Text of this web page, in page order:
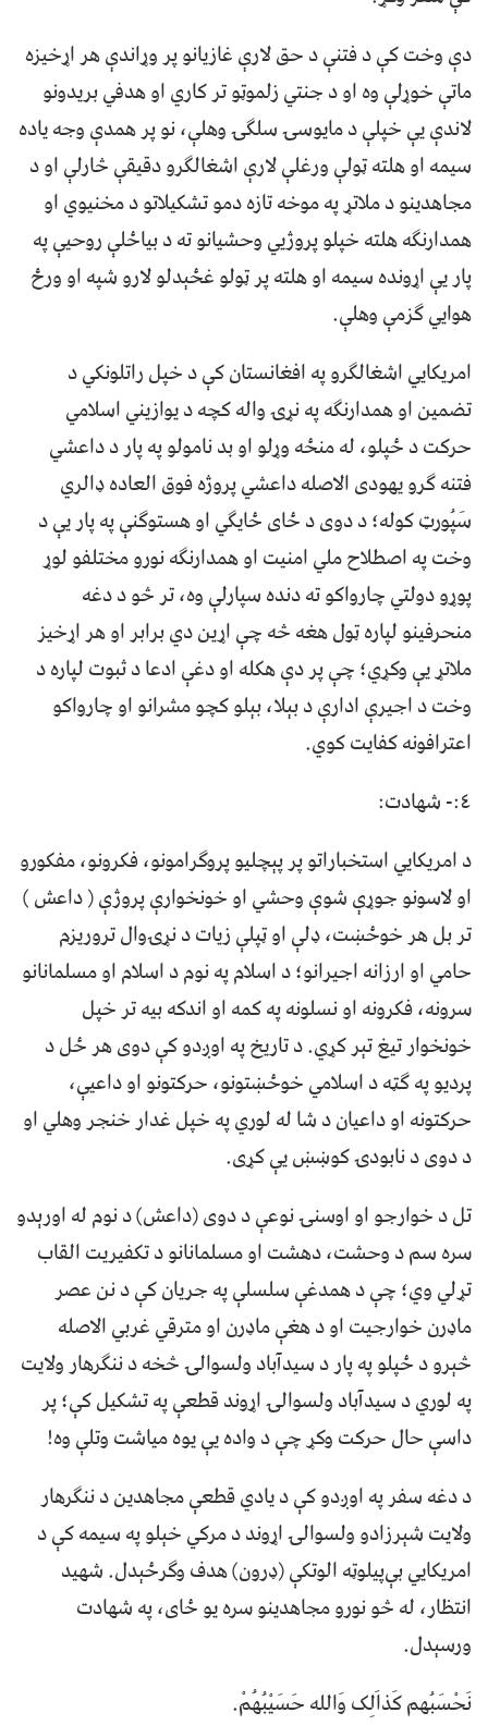
دې وخت کې د فتنې د حق لارې غازیانو پر وړاندې هر اړخیزه
ماتې خوړلې وه او د جنتي زلموټو تر کاري او هدفي بریدونو
لاندې یې خپلې د مایوسۍ سلګۍ وهلې، نو پر همدې وجه یاده
سیمه او هلته ټولې ورغلې لارې اشغالګرو دقیقې څارلې او د
مجاهدینو د ملاتړ په موخه تازه دمو تشکیلاتو د مخنیوي او
همدارنګه هلته خپلو پروژیي وحشیانو ته د بیاځلې روحیې په
پار یې اړونده سیمه او هلته پر ټولو غځېدلو لارو شپه او ورځ
هوایي ګزمې وهلې.
امریکایي اشغالګرو په افغانستان کې د خپل راتلونکي د
تضمین او همدارنګه په نړۍ واله کچه د یوازیني اسلامي
حرکت د ځپلو، له منځه وړلو او بد نامولو په پار د داعشي
فتنه ګرو یهودی الاصله داعشي پروژه فوق العاده ډالري
سَپُورټ کوله؛ د دوی د ځای ځایګي او هستوګنې په پار یې د
وخت په اصطلاح ملي امنیت او همدارنګه نورو مختلفو لوړ
پوړو دولتي چارواکو ته دنده سپارلې وه، تر څو د دغه
منحرفینو لپاره ټول هغه څه چې اړین دي برابر او هر اړخیز
ملاتړ یې وکړي؛ چې پر دې هکله او دغې ادعا د ثبوت لپاره د
وخت د اجیرې ادارې د بېلا، بېلو کچو مشرانو او چارواکو
اعترافونه کفایت کوي.
٤:- شهادت:
د امریکایي استخباراتو پر پېچلیو پروګرامونو، فکرونو، مفکورو
او لاسونو جوړې شوې وحشي او خونخوارې پروژې ( داعش )
تر بل هر خوځښت، ډلې او ټپلې زیات د نړۍوال تروریزم
حامي او ارزانه اجیرانو؛ د اسلام په نوم د اسلام او مسلمانانو
سرونه، فکرونه او نسلونه په کمه او اندکه بیه تر خپل
خونخوار تیغ تېر کړي. د تاریخ په اوږدو کې دوی هر ځل د
پردیو په ګټه د اسلامي خوځښتونو، حرکتونو او داعیې،
حرکتونه او داعیان د شا له لوري په خپل غدار خنجر وهلي او
د دوی د نابودۍ کوښښ یې کړی.
تل د خوارجو او اوسنۍ نوعې د دوی (داعش) د نوم له اورېدو
سره سم د وحشت، دهشت او مسلمانانو د تکفیریت القاب
تړلي وي؛ چې د همدغې سلسلې په جریان کې د نن عصر
ماډرن خوارجیت او د هغې ماډرن او مترقي غربي الاصله
څېرو د ځپلو په پار د سیدآباد ولسوالۍ څخه د ننګرهار ولایت
په لوري د سیدآباد ولسوالۍ اړوند قطعې په تشکیل کې؛ پر
داسې حال حرکت وکړ چې د واده یې یوه میاشت وتلې وه!
د دغه سفر په اوږدو کې د يادي قطعې مجاهدین د ننګرهار
ولایت شېرزادو ولسوالۍ اړوند د مرکي خېلو په سیمه کې د
امریکایي بې‌پیلوټه الوتکې (ډرون) هدف وګرځېدل. شهید
انتظار، له څو نورو مجاهدینو سره یو ځای، په شهادت
ورسېدل.
نَحْسَبُهم کَذاَلِک وَالله حَسَیْبُهُمْ.